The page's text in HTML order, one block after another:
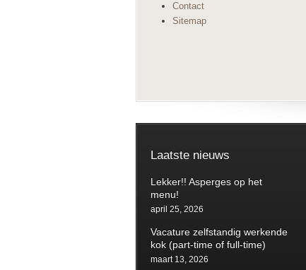
Contact
Sitemap
Laatste nieuws
Lekker!! Asperges op het
menu!
april 25, 2026
Vacature zelfstandig werkende
kok (part-time of full-time)
maart 13, 2026